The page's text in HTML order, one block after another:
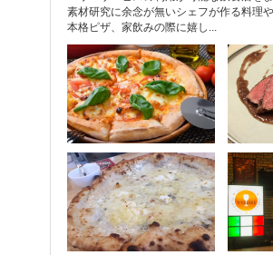
素材研究に余念が無いシェフが作る料理
本格ピザ、家飲みの際に嬉し...